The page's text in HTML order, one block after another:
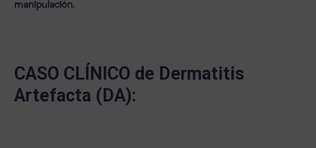
manipulación.
CASO CLÍNICO de Dermatitis
Artefacta (DA):